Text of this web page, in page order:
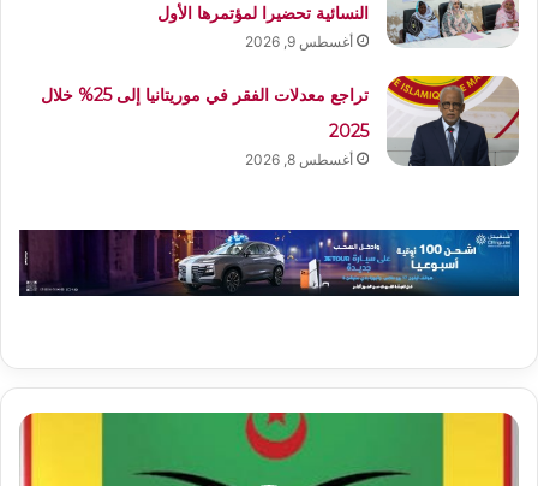
النسائية تحضيرا لمؤتمرها الأول
أغسطس 9, 2026
تراجع معدلات الفقر في موريتانيا إلى 25% خلال
2025
أغسطس 8, 2026
المفتش